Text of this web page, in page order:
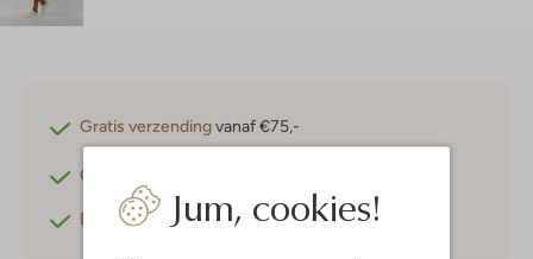
Jum, cookies!
Gratis verzendingvanaf €75,-
Gratis retourneren
Betaal achterafmet Klarna